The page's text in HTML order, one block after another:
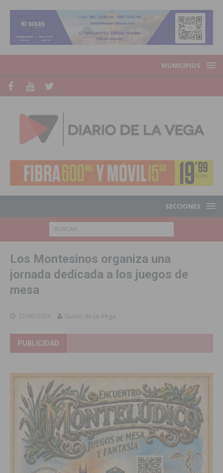
MUNICIPIOS
SECCIONES
Los Montesinos organiza una
jornada dedicada a los juegos de
mesa
12/06/2026 Diario de la Vega
PUBLICIDAD